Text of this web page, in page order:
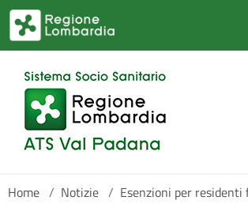
Salta al contenuto principale
Home / Notizie / Esenzioni per residenti